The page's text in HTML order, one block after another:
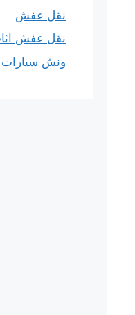
نقل عفش
نقل عفش
ونش سيارات